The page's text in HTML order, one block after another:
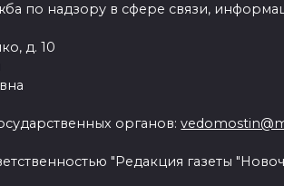
по надзору в сфере связи,
д. 10
органов:
"Редакция газеты